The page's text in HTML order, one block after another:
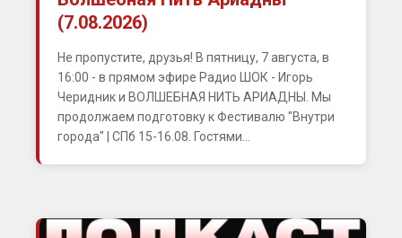
(7.08.2026)
Не пропустите, друзья! В пятницу, 7 августа, в
16:00 - в прямом эфире Радио ШОК - Игорь
Черидник и ВОЛШЕБНАЯ НИТЬ АРИАДНЫ. Мы
продолжаем подготовку к Фестивалю "Внутри
города" | СПб 15-16.08. Гостями...